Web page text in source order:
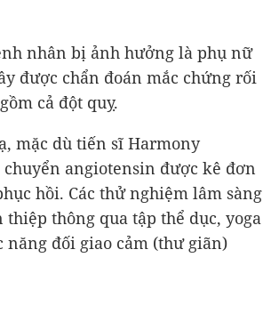
nhân bị ảnh hưởng là phụ nữ
được chẩn đoán mắc chứng rối
cả đột quỵ.
mặc dù tiến sĩ Harmony
angiotensin được kê đơn
hồi. Các thử nghiệm lâm sàng
thiệp thông qua tập thể dục, yoga
đối giao cảm (thư giãn)